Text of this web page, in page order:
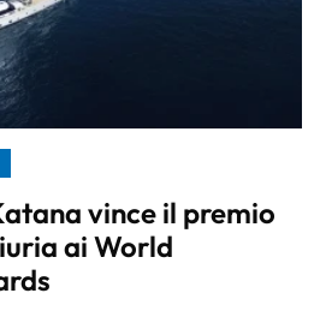
vince il premio
ai World